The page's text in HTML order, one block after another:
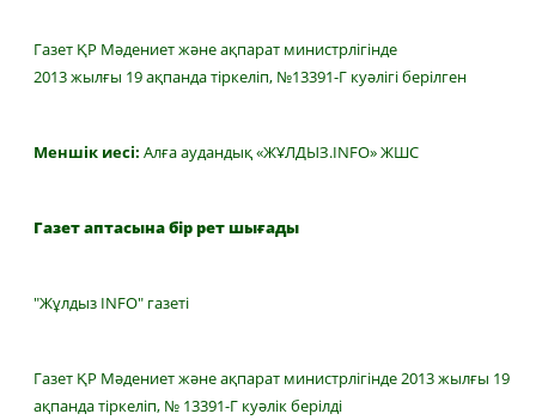
Газет ҚР Мәдениет және ақпарат министрлігінде
2013 жылғы 19 ақпанда тіркеліп, №13391-Г куәлігі берілген
Меншік иесі: Алға аудандық «ЖҰЛДЫЗ.INFO» ЖШС
Газет аптасына бір рет шығады
"Жұлдыз INFO" газеті
Газет ҚР Мәдениет және ақпарат министрлігінде 2013 жылғы 19
ақпанда тіркеліп, № 13391-Г куәлік берілді